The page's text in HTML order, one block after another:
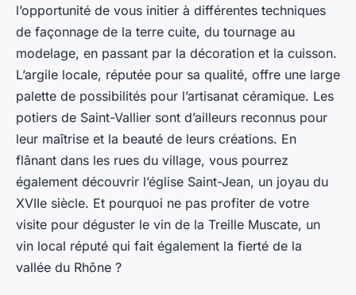
l’opportunité de vous initier à différentes techniques
de façonnage de la terre cuite, du tournage au
modelage, en passant par la décoration et la cuisson.
L’argile locale, réputée pour sa qualité, offre une large
palette de possibilités pour l’artisanat céramique. Les
potiers de Saint-Vallier sont d’ailleurs reconnus pour
leur maîtrise et la beauté de leurs créations. En
flânant dans les rues du village, vous pourrez
également découvrir l’église Saint-Jean, un joyau du
XVIIe siècle. Et pourquoi ne pas profiter de votre
visite pour déguster le vin de la Treille Muscate, un
vin local réputé qui fait également la fierté de la
vallée du Rhône ?